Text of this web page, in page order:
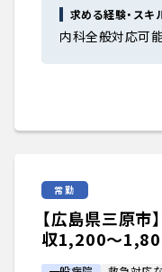
求める経験・スキ
内科全般対応可
常勤
【広島県三原市
収1,200〜